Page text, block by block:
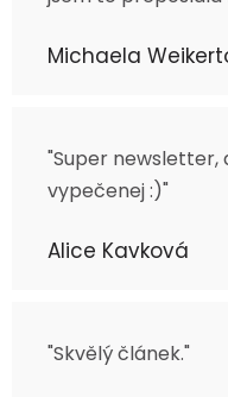
Michaela
"Super newsletter,
vypečenej :)"
Alice Kavková
"Skvělý článek."